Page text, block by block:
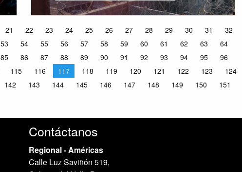
21 22 23 24 25 26 27 28 29 30 31
32
53 54 55 56 57 58 59 60 61 62 63
64
85 86 87 88 89 90 91 92 93 94 95
96
115 116 117 118 119 120 121 122 123
124
142 143 144 145 146 147 148 149 150
151
Contáctanos
Regional - Américas
Calle Luz Saviñón 519,